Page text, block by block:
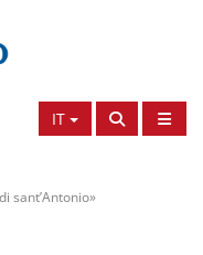
IT
sant’Antonio»